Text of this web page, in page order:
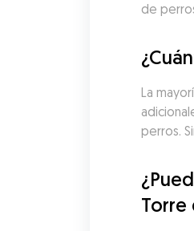
de
La
perros.
Torre